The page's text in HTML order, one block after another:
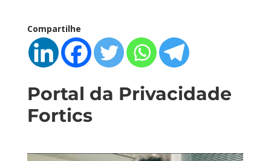
Compartilhe
Portal da Privacidade
Fortics